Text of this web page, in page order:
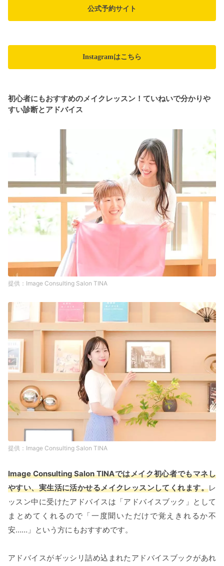
公式予約サイト
Instagramはこちら
初心者にもおすすめのメイクレッスン！ていねいで分かりや
すい診断とアドバイス
Image Consulting Salon TINA
Image Consulting Salon TINA
Image Consulting Salon TINAではメイク初心者でもマネし
やすい、実生活に活かせるメイクレッスンしてくれます。レ
ッスン中に受けたアドバイスは「アドバイスブック」として
まとめてくれるので「一度聞いただけで覚えきれるか不
安……」という方にもおすすめです。
アドバイスがギッシリ詰め込まれたアドバイスブックがあれ